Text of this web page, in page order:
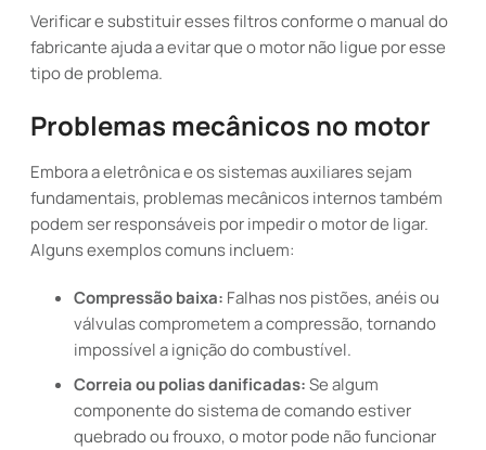
Verificar e substituir esses filtros conforme o manual do
fabricante ajuda a evitar que o motor não ligue por esse
tipo de problema.
Problemas mecânicos no motor
Embora a eletrônica e os sistemas auxiliares sejam
fundamentais, problemas mecânicos internos também
podem ser responsáveis por impedir o motor de ligar.
Alguns exemplos comuns incluem:
Compressão baixa: Falhas nos pistões, anéis ou
válvulas comprometem a compressão, tornando
impossível a ignição do combustível.
Correia ou polias danificadas:Se algum
componente do sistema de comando estiver
quebrado ou frouxo, o motor pode não funcionar